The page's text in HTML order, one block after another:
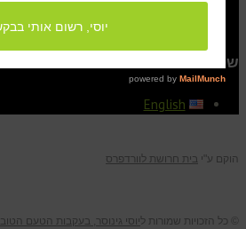
שפות
English
הוקם ע"י בית חרושת לוורדפרס
© כל הזכויות שמורות ליוסי גינוסר, בעקבות הטעם הטוב